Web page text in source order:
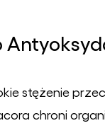
stężenie
chroni